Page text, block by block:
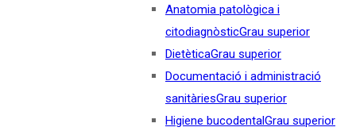
Anatomia patològica i
citodiagnòsticGrau superior
DietèticaGrau superior
Documentació i administració
sanitàriesGrau superior
Higiene bucodentalGrau superior